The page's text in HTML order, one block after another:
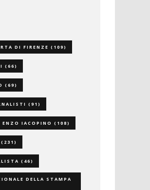
DI FIRENZE (109)
(66)
(69)
(91)
ENZO IACOPINO (108)
(231)
(46)
DELLA STAMPA